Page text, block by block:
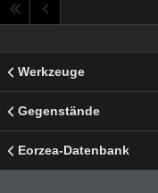
Werkzeuge
Gegenstände
Eorzea-Datenbank